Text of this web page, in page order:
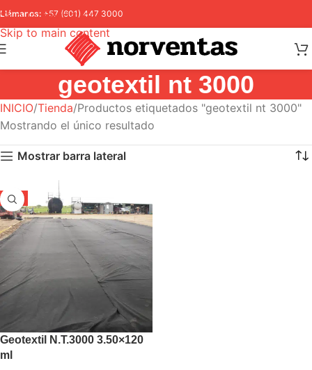
Skip to navigation
Skip to main content
Llámanos: +57 (601) 447 3000
geotextil nt 3000
INICIO Tienda Productos etiquetados "geotextil nt 3000"
Mostrando el único resultado
Mostrar barra lateral
-5%
Geotextil N.T.3000 3.50×120
ml